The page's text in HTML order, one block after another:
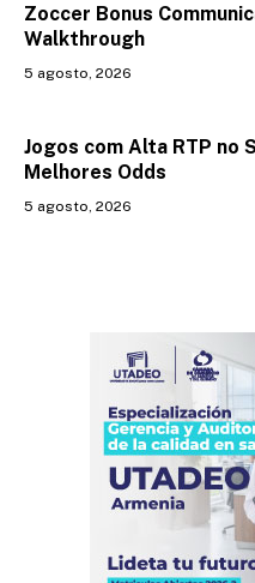
Zoccer Bonus
Walkthrough
5 agosto, 2026
Jogos com Alta RTP no
Melhores Odds
5 agosto, 2026